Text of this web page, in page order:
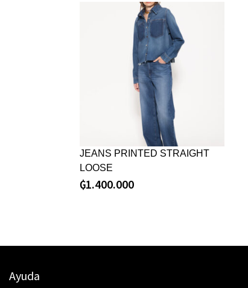
JEANS PRINTED STRAIGHT
LOOSE
₲1.400.000
Ayuda